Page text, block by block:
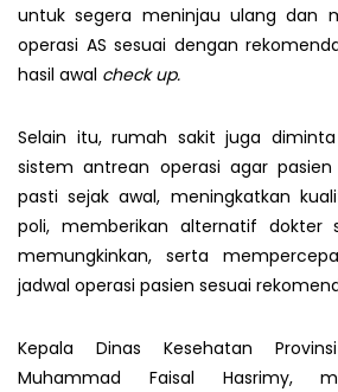
untuk segera meninjau ulang dan
operasi AS sesuai dengan
hasil awal check up.
Selain itu, rumah sakit juga
sistem antrean operasi agar
pasti sejak awal, meningkatkan
poli, memberikan alternatif dokter
memungkinkan, serta
jadwal operasi pasien sesuai
Kepala Dinas Kesehatan
Muhammad Faisal Hasrimy,